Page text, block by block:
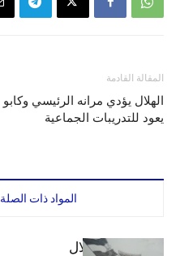
المقالة القادمة
الهلال يؤدي مرانه الرئيسي وكابو
يعود للتدريبات الجماعية
المواد ذات الصلة
الهلال والاستقلال